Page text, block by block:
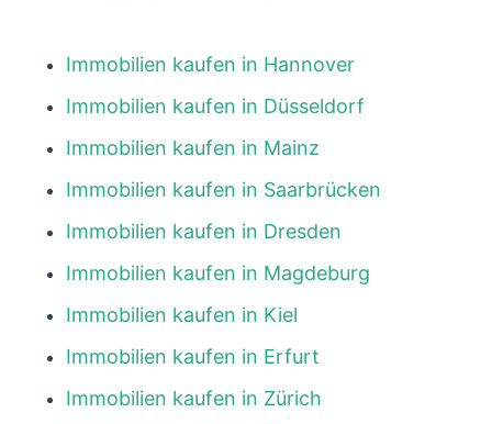
Immobilien kaufen in Hannover
Immobilien kaufen in Düsseldorf
Immobilien kaufen in Mainz
Immobilien kaufen in Saarbrücken
Immobilien kaufen in Dresden
Immobilien kaufen in Magdeburg
Immobilien kaufen in Kiel
Immobilien kaufen in Erfurt
Immobilien kaufen in Zürich